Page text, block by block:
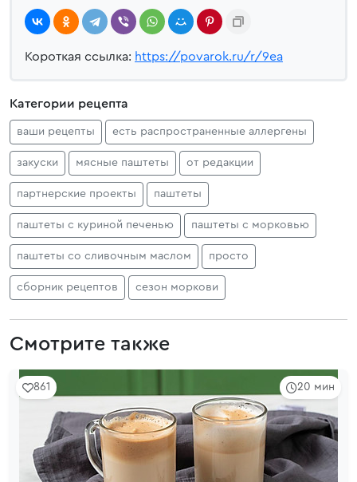
Короткая ссылка: https://povarok.ru/r/9ea
Категории рецепта
ваши рецепты есть распространенные аллергены
закуски мясные паштеты от редакции
партнерские проекты паштеты
паштеты с куриной печенью паштеты с морковью
паштеты со сливочным маслом просто
сборник рецептов сезон моркови
Смотрите также
20 мин
861